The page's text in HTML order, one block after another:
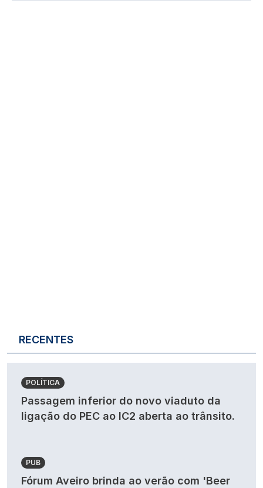
RECENTES
POLÍTICA
Passagem inferior do novo viaduto da
ligação do PEC ao IC2 aberta ao trânsito.
PUB
Fórum Aveiro brinda ao verão com 'Beer